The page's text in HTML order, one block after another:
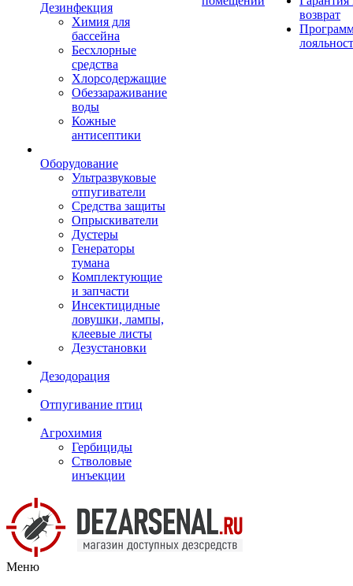
Дезинфекция
Химия для
бассейна
Бесхлорные
средства
Хлорсодержащие
Обеззараживание
воды
Кожные
антисептики
Оборудование
Ультразвуковые
отпугиватели
Средства защиты
Опрыскиватели
Дустеры
Генераторы
тумана
Комплектующие
и запчасти
Инсектицидные
ловушки, лампы,
клеевые листы
Дезустановки
Дезодорация
Отпугивание птиц
Агрохимия
Гербициды
Стволовые
инъекции
возврат
Меню